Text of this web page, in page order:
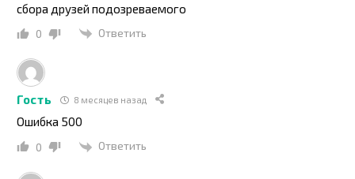
сбора друзей подозреваемого
0 Ответить
Гость 8 месяцев назад
Ошибка 500
0 Ответить